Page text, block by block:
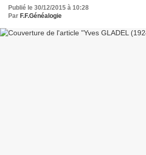
Publié le 30/12/2015 à 10:28
Par F.F.Généalogie